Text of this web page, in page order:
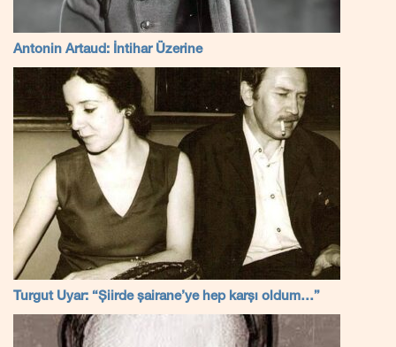
Antonin Artaud: İntihar Üzerine
Turgut Uyar: “Şiirde şairane’ye hep karşı oldum…”